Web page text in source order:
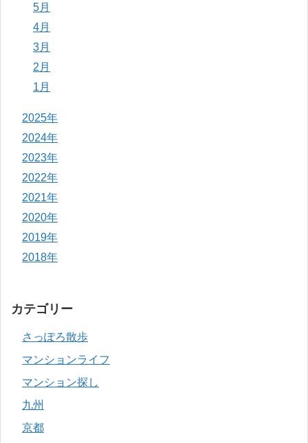
5月
4月
3月
2月
1月
2025年
2024年
2023年
2022年
2021年
2020年
2019年
2018年
カテゴリー
さっぽろ散歩
マンションライフ
マンション探し
九州
京都